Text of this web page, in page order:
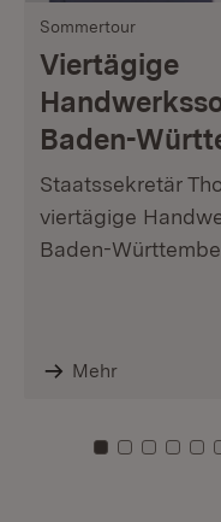
Sommertour
Viertägige
Baden-
Staatssekretär
viertägige
Baden-
Mehr
Zu Kachel:
ZuZuZu